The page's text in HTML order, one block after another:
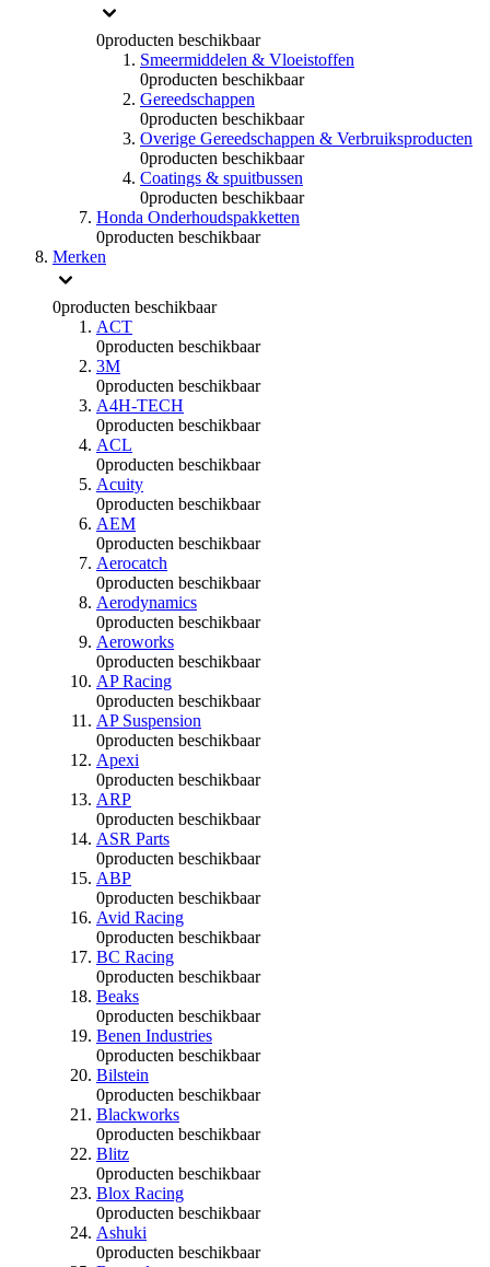
0producten beschikbaar
Smeermiddelen & Vloeistoffen
0producten beschikbaar
Gereedschappen
0producten beschikbaar
Overige Gereedschappen & Verbruiksproducten
0producten beschikbaar
Coatings & spuitbussen
0producten beschikbaar
Honda Onderhoudspakketten
0producten beschikbaar
Merken
0producten beschikbaar
ACT
0producten beschikbaar
3M
0producten beschikbaar
A4H-TECH
0producten beschikbaar
ACL
0producten beschikbaar
Acuity
0producten beschikbaar
AEM
0producten beschikbaar
Aerocatch
0producten beschikbaar
Aerodynamics
0producten beschikbaar
Aeroworks
0producten beschikbaar
AP Racing
0producten beschikbaar
AP Suspension
0producten beschikbaar
Apexi
0producten beschikbaar
ARP
0producten beschikbaar
ASR Parts
0producten beschikbaar
ABP
0producten beschikbaar
Avid Racing
0producten beschikbaar
BC Racing
0producten beschikbaar
Beaks
0producten beschikbaar
Benen Industries
0producten beschikbaar
Bilstein
0producten beschikbaar
Blackworks
0producten beschikbaar
Blitz
0producten beschikbaar
Blox Racing
0producten beschikbaar
Ashuki
0producten beschikbaar